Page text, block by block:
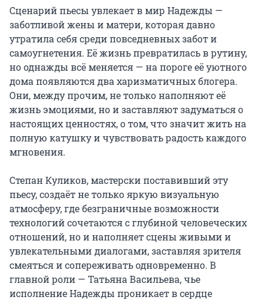
Сценарий пьесы увлекает в мир Надежды —
заботливой жены и матери, которая давно
утратила себя среди повседневных забот и
самоугнетения. Её жизнь превратилась в рутину,
но однажды всё меняется — на пороге её уютного
дома появляются два харизматичных блогера.
Они, между прочим, не только наполняют её
жизнь эмоциями, но и заставляют задуматься о
настоящих ценностях, о том, что значит жить на
полную катушку и чувствовать радость каждого
мгновения.
Степан Куликов, мастерски поставивший эту
пьесу, создаёт не только яркую визуальную
атмосферу, где безграничные возможности
технологий сочетаются с глубиной человеческих
отношений, но и наполняет сцены живыми и
увлекательными диалогами, заставляя зрителя
смеяться и сопереживать одновременно. В
главной роли — Татьяна Васильева, чье
исполнение Надежды проникает в сердце